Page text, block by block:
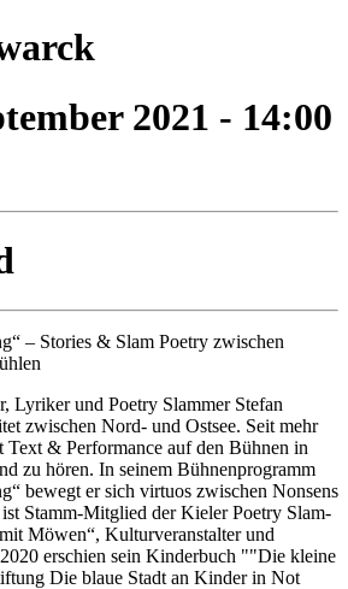
2021 - 14:00
– Stories & Slam Poetry zwischen
Lyriker und Poetry Slammer Stefan
zwischen Nord- und Ostsee. Seit mehr
Text & Performance auf den Bühnen in
zu hören. In seinem Bühnenprogramm
bewegt er sich virtuos zwischen Nonsens
Stamm-Mitglied der Kieler Poetry Slam-
Möwen“, Kulturveranstalter und
erschien sein Kinderbuch ""Die kleine
Die blaue Stadt an Kinder in Not